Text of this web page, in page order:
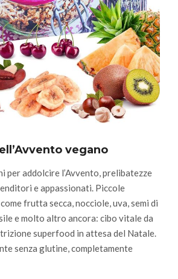
vegano
per addolcire l’Avvento, prelibatezze
e appassionati. Piccole
frutta secca, nocciole, uva, semi di
e molto altro ancora: cibo vitale da
superfood in attesa del Natale.
senza glutine, completamente